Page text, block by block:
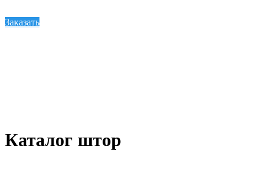
Заказать
Каталог штор